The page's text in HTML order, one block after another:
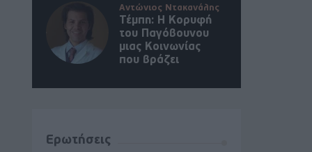
Αντώνιος Ντακανάλης
Τέμπη: Η Κορυφή
του Παγόβουνου
μιας Κοινωνίας
που βράζει
Ερωτήσεις